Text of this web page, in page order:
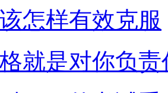
怎样有效克服
就是对你负责